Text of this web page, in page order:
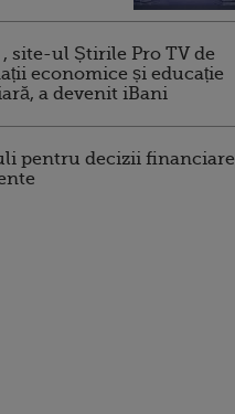
site-ul Știrile Pro TV de
economice și educație
a devenit iBani
pentru decizii financiare